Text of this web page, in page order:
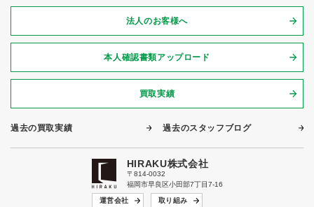
法人のお客様へ
本人確認書類アップロード
買取実績
過去の買取実績 過去のスタッフブログ
HIRAKU株式会社
〒814-0032
福岡市早良区小田部7丁目7-16
運営会社 取り組み